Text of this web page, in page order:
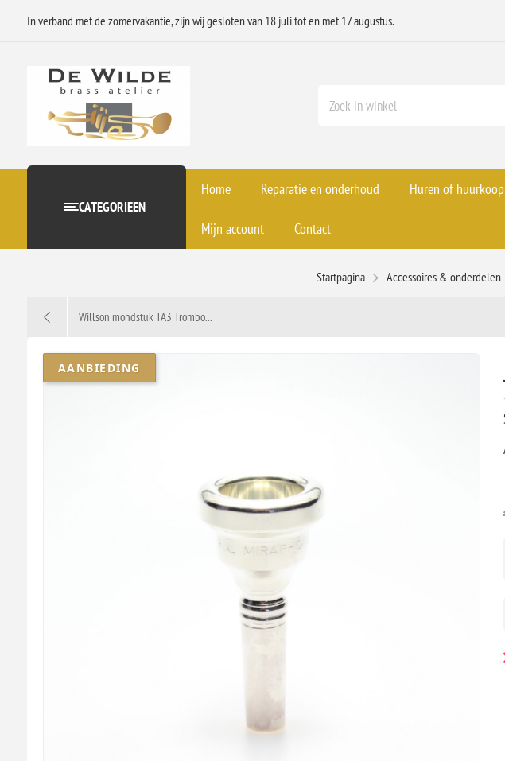
In verband met de zomervakantie, zijn wij gesloten van 18 juli tot en met 17 augustus.
CATEGORIEEN
Home Reparatie en onderhoud Huren of huurkoop
Mijn account Contact
Startpagina Accessoires & onderdelen
Willson mondstuk TA3 Trombo...
AANBIEDING